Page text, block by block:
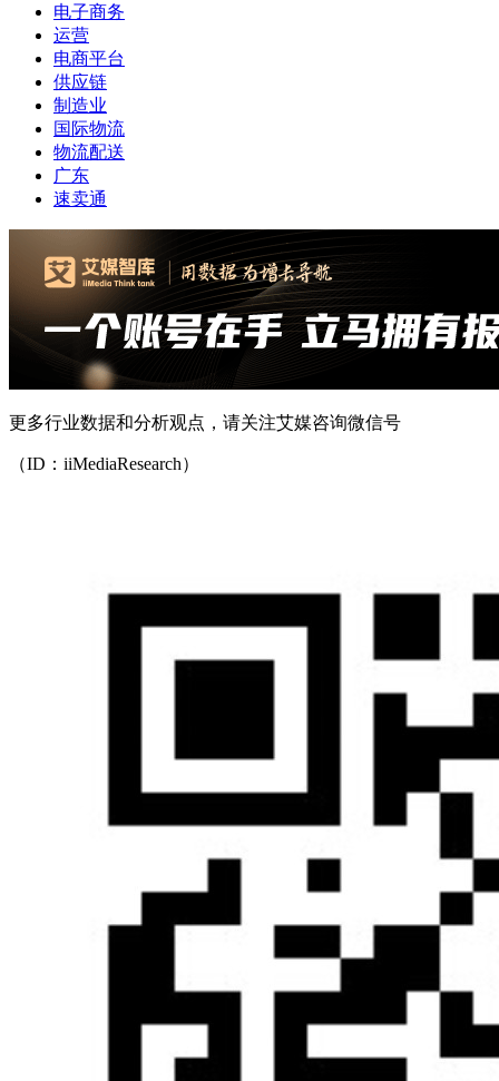
电子商务
运营
电商平台
供应链
制造业
国际物流
物流配送
广东
速卖通
更多行业数据和分析观点，请关注艾媒咨询微信号
（ID：iiMediaResearch）